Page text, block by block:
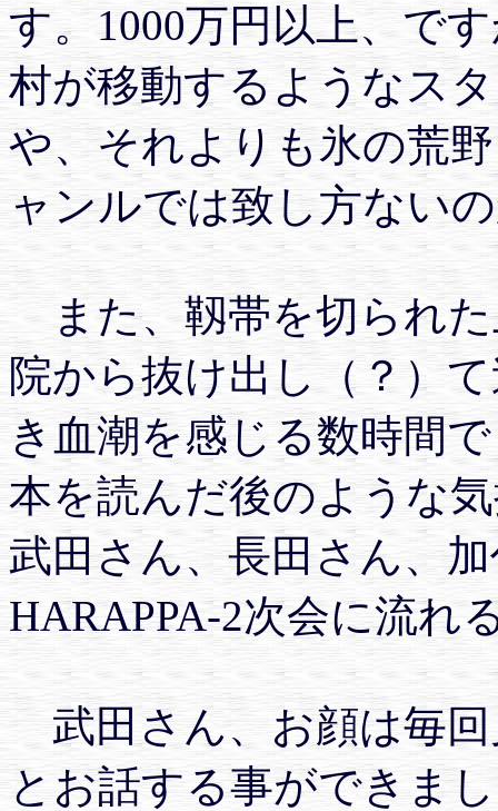
す。1000万円以上、で
村が移動するようなス
や、それよりも氷の荒
ャンルでは致し方ない
また、靱帯を切られ
院から抜け出し（？）
き血潮を感じる数時間
本を読んだ後のような
武田さん、長田さん、
HARAPPA-2次会に流れ
武田さん、お顔は毎回
とお話する事ができま